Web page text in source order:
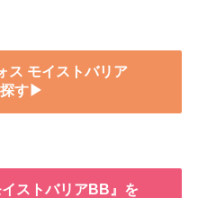
ス モイストバリア
す▶
ストバリアBB』を